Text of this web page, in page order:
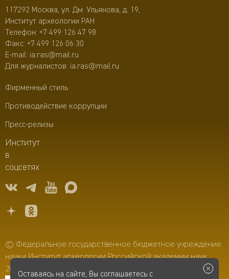
117292 Москва, ул. Дм. Ульянова, д. 19,
Институт археологии РАН
Телефон: +7 499 126 47 98
Факс: +7 499 126 06 30
E-mail: ia.ras@mail.ru
Для журналистов: ia.ras@mail.ru
Фирменный стиль
Противодействие коррупции
Пресс-релизы
Институт
в
соцсетях
© Федеральное государственное бюджетное учреждение
науки Институт археологии Российской академии наук,
2006–2026
Оставаясь на сайте, Вы соглашаетесь с